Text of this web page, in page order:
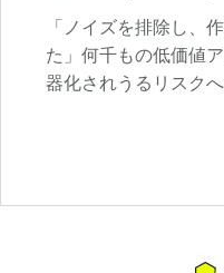
「ノイズを排除し、
た」何千もの低価値
器化されうるリスク